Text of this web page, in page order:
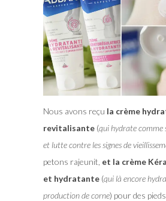
Nous avons reçu la crème
revitalisante(qui hydrate comme
et lutte contre les signes de
petons rajeunit, et la crème
et hydratante(qui là encore
production de corne) pour des